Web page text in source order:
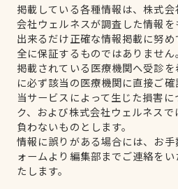
掲載している各種情報は、株式
会社ウェルネスが調査した情報を
出来るだけ正確な情報掲載に努
全に保証するものではありません。
掲載されている医療機関へ受診
に必ず該当の医療機関に直接ご確
当サービスによって生じた損害
ク、および株式会社ウェルネス
負わないものとします。
情報に誤りがある場合には、お
ォームより編集部までご連絡を
たします。